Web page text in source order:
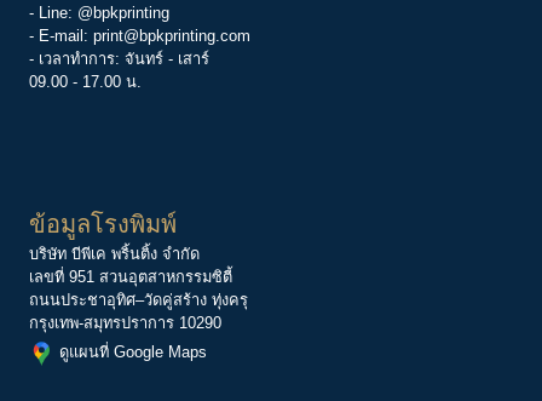
- Line: @bpkprinting
- E-mail: print@bpkprinting.com
- เวลาทำการ: จันทร์ - เสาร์
09.00 - 17.00 น.
ข้อมูลโรงพิมพ์
บริษัท บีพีเค พริ้นติ้ง จำกัด
เลขที่ 951 สวนอุตสาหกรรมซิตี้
ถนนประชาอุทิศ–วัดคู่สร้าง ทุ่งครุ
กรุงเทพ-สมุทรปราการ 10290
ดูแผนที่ Google Maps